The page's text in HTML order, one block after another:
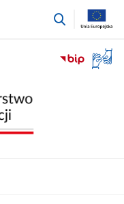
przejdź
okno